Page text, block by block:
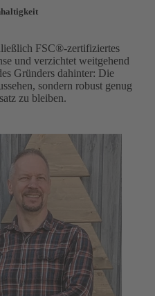
FSC®-zertifiziertes
und verzichtet weitgehend
Gründers dahinter: Die
sondern robust genug
zu bleiben.